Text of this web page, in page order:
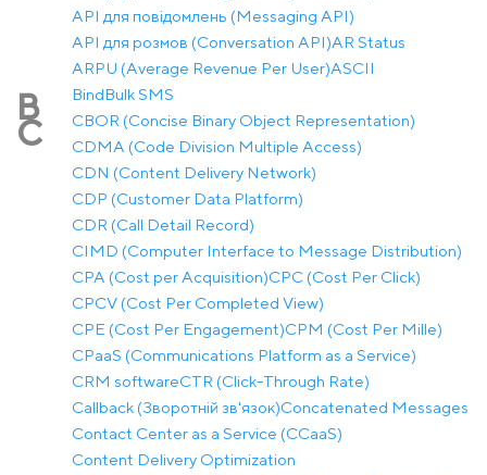
API для повідомлень (Messaging API)
API для розмов (Conversation API)AR Status
ARPU (Average Revenue Per User)ASCII
B BindBulk SMS
C
CBOR (Concise Binary Object Representation)
CDMA (Code Division Multiple Access)
CDN (Content Delivery Network)
CDP (Customer Data Platform)
CDR (Call Detail Record)
CIMD (Computer Interface to Message Distribution)
CPA (Cost per Acquisition)CPC (Cost Per Click)
CPCV (Cost Per Completed View)
CPE (Cost Per Engagement)CPM (Cost Per Mille)
CPaaS (Communications Platform as a Service)
CRM softwareCTR (Click-Through Rate)
Callback (Зворотній зв'язок)Concatenated Messages
Contact Center as a Service (CCaaS)
Content Delivery Optimization